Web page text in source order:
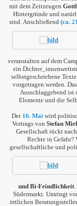
mit dem Zeitzeugen
Hintergründe und
sind. Anschließend (ca.
veranstalten auf dem
ein
selbstgeschriebene
vorgetragen werden.
Ausschlaggebend ist
Elemente und die
Der 16. Mai wird
Vortrags von Stefan
Gesellschaft rückt
Rechte in Gefahr?
gesellschaftliche und
und Bi-Feindlichkeit.
Südermarkt. Umringt
örtlichen